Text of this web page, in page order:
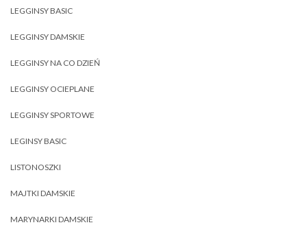
LEGGINSY BASIC
LEGGINSY DAMSKIE
LEGGINSY NA CO DZIEŃ
LEGGINSY OCIEPLANE
LEGGINSY SPORTOWE
LEGINSY BASIC
LISTONOSZKI
MAJTKI DAMSKIE
MARYNARKI DAMSKIE